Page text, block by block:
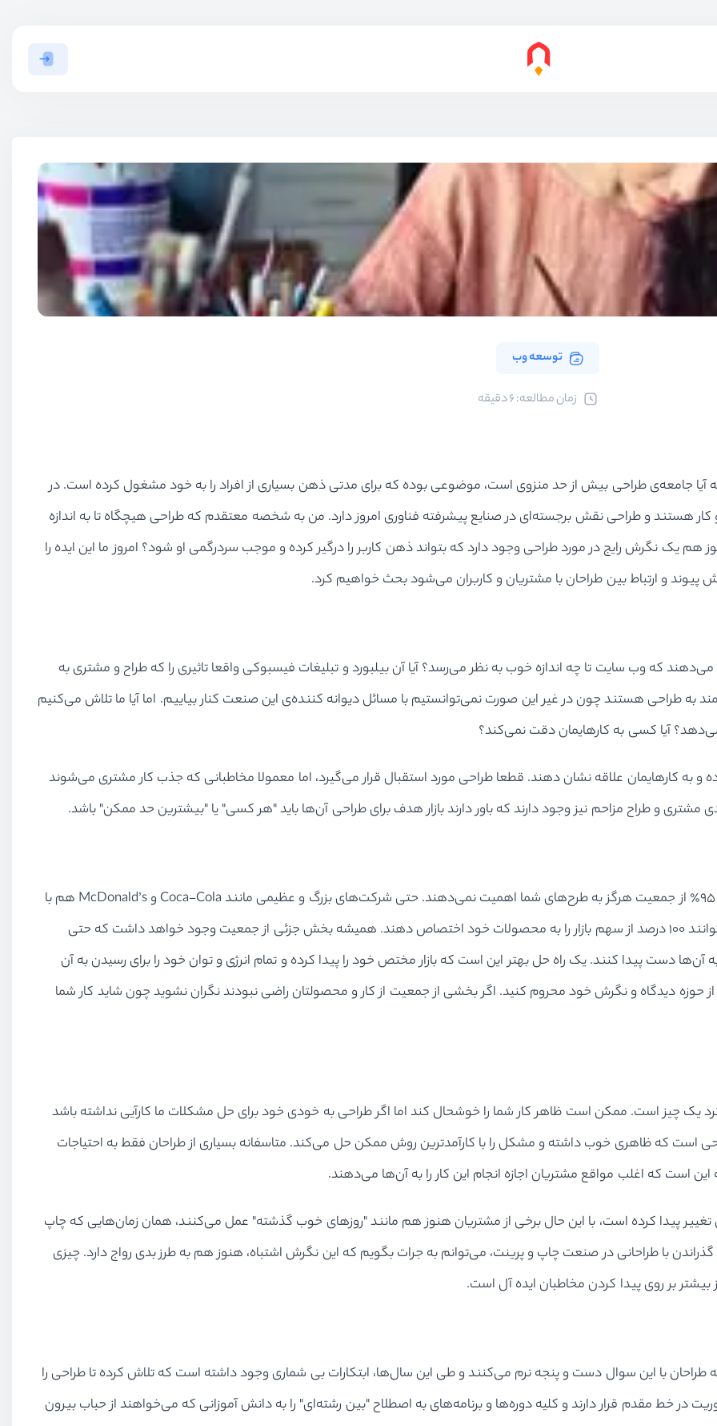
توسعه وب
ﺯﻣﺎﻥ ﻣﻄﺎﻟﻌﻪ: 6 دقیقه
جامعه‌ی طراحی بیش از حد منزوی است، موضوعی بوده که برای مدتی ذهن بسیاری از افراد را به خود مشغول کرده است. در
هستند و طراحی نقش برجسته‌ای در صنایع پیشرفته فناوری امروز دارد. من به شخصه معتقدم که طراحی هیچگاه تا به اندازه
هم یک نگرش رایج در مورد طراحی وجود دارد که بتواند ذهن کاربر را درگیر کرده و موجب سردرگمی او شود؟ امروز ما این ایده را
و ارتباط بین طراحان با مشتریان و کاربران می‌شود بحث خواهیم کرد.
که وب سایت تا چه اندازه خوب به نظر می‌رسد؟ آیا آن بیلبورد و تبلیغات فیسبوکی واقعا تاثیری را که طراح و مشتری به
طراحی هستند چون در غیر این صورت نمی‌توانستیم با مسائل دیوانه کننده‌ی این صنعت کنار بیاییم. اما آیا ما تلاش می‌کنیم
آیا کسی به کارهایمان دقت نمی‌کند؟
کارهایمان علاقه نشان دهند. قطعا طراحی مورد استقبال قرار می‌گیرد، اما معمولا مخاطبانی که جذب کار مشتری می‌شوند
مشتری و طراح مزاحم نیز وجود دارند که باور دارند بازار هدف برای طراحی آن‌ها باید "هر کسی" یا "بیشترین حد ممکن" باشد.
مهم است که به یاد داشته باشید بیرون از حباب طراحی، ۷۵ تا ۹۵٪ از جمعیت هرگز به طرح‌های شما اهمیت نمی‌دهند. حتی شرکت‌های بزرگ و عظیمی مانند Coca-Cola و McDonald’s هم با
آن حجم از کمپین‌های تبلیغاتی که در سراسر جهان دارند، نمی‌توانند ۱۰۰ درصد از سهم بازار را به محصولات خود اختصاص دهند. همیشه بخش جزئی از جمعیت وجود خواهد داشت که حتی
آن‌ها دست پیدا کنند. یک راه حل بهتر این است که بازار مختص خود را پیدا کرده و تمام انرژی و توان خود را برای رسیدن به آن
حوزه دیدگاه و نگرش خود محروم کنید. اگر بخشی از جمعیت از کار و محصولتان راضی نبودند نگران نشوید چون شاید کار شما
یک چیز است. ممکن است ظاهر کار شما را خوشحال کند اما اگر طراحی به خودی خود برای حل مشکلات ما کارآیی نداشته باشد
است که ظاهری خوب داشته و مشکل را با کارآمدترین روش ممکن حل می‌کند. متاسفانه بسیاری از طراحان فقط به احتیاجات
است که اغلب مواقع مشتریان اجازه انجام این کار را به آن‌ها می‌دهند.
به طرز چشمگیری تغییر پیدا کرده است، با این حال برخی از مشتریان هنوز هم مانند "روزهای خوب گذشته" عمل می‌کنند، همان زمان‌هایی که چاپ
گذراندن با طراحانی در صنعت چاپ و پرینت، می‌توانم به جرات بگویم که این نگرش اشتباه، هنوز هم به طرز بدی رواج دارد. چیزی
بیشتر بر روی پیدا کردن مخاطبان ایده آل است.
با این سوال دست و پنجه نرم می‌کنند و طی این سال‌ها، ابتکارات بی شماری وجود داشته است که تلاش کرده تا طراحی را
در خط مقدم قرار دارند و کلیه دوره‌ها و برنامه‌های به اصطلاح "بین رشته‌ای" را به دانش آموزانی که می‌خواهند از حباب بیرون